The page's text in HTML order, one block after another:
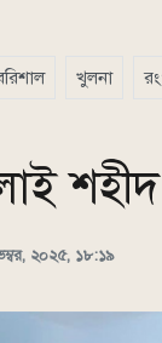
খুলনা
২০২৫, ১৮:১৯